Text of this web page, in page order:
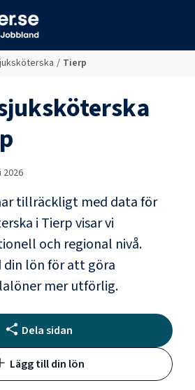
/ Tierp
2026
tillräckligt med data för
i Tierpvisar vi
och regional nivå.
din lön för att göra
mer utförlig.
Dela sidan
Lägg till din lön